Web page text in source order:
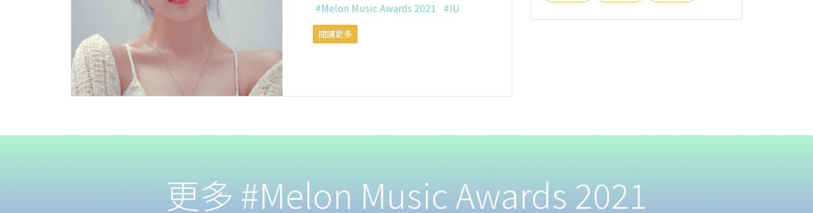
#Melon Music Awards 2021 #IU
閱讀更多
更多 #Melon Music Awards 2021